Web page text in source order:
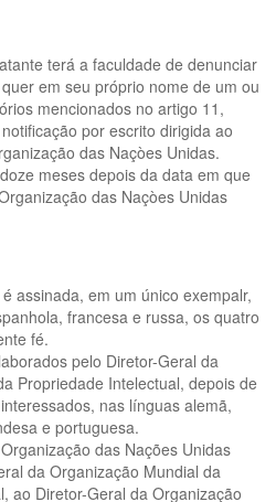
terá a faculdade de denunciar
em seu próprio nome de um ou
mencionados no artigo 11,
por escrito dirigida ao
das Naçòes Unidas.
meses depois da data em que
das Naçòes Unidas
assinada, em um único exempalr,
francesa e russa, os quatro
fé.
pelo Diretor-Geral da
Propriedade Intelectual, depois de
nas línguas alemã,
e portuguesa.
das Nações Unidas
da Organização Mundial da
ao Diretor-Geral da Organização